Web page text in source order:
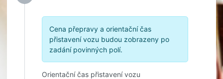
Cena přepravy a orientační čas
přistavení vozu budou zobrazeny po
zadání povinných polí.
Orientační čas přistavení vozu